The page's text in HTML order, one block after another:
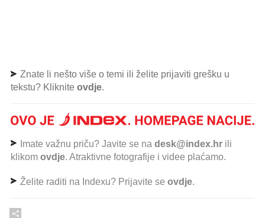
Znate li nešto više o temi ili želite prijaviti grešku u
tekstu? Kliknite ovdje.
Imate važnu priču? Javite se na desk@index.hr ili
klikom ovdje. Atraktivne fotografije i videe plaćamo.
Želite raditi na Indexu? Prijavite se ovdje.